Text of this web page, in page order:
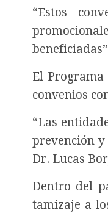
“Estos
El
convenios
“Las
prevención y
Dr. Lucas
Dentro del
tamizaje a